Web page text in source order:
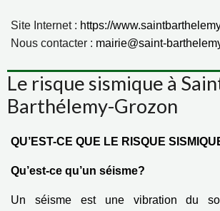
Site Internet : https://
Nous contacter : mairie@saint-
Le risque sismique à
Barthélemy-Grozon
QU’EST-CE QUE LE RISQUE
Qu’est-ce qu’un séisme?
Un séisme est une vibration du